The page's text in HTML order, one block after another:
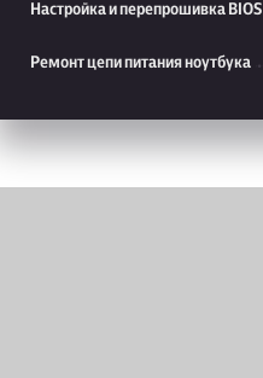
Настройка и перепрошивка BIOS
Ремонт цепи питания ноутбука